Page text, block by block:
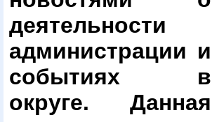
деятельности
администрации и
событиях в
округе. Данная